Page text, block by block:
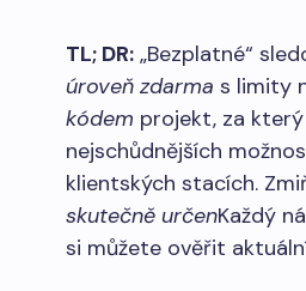
TL; DR: „Bezplatné“
úroveň zdarma s limity
kódem projekt, za
nejschůdnějších
klientských stacích.
skutečně určenKaždý
si můžete ověřit